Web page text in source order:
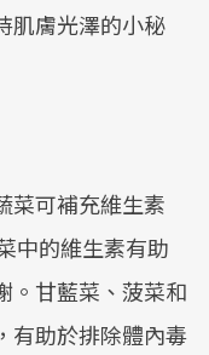
肌膚光澤的小秘
菜可補充維生素
中的維生素有助
。甘藍菜、菠菜和
有助於排除體內毒